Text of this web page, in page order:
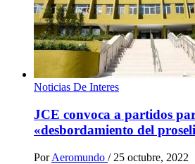
Noticias De Interes
JCE convoca a partidos
«desbordamiento del
Por Aeromundo / 25 octubre, 2022